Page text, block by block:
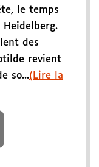
le temps
des
revient
so...(Lire la